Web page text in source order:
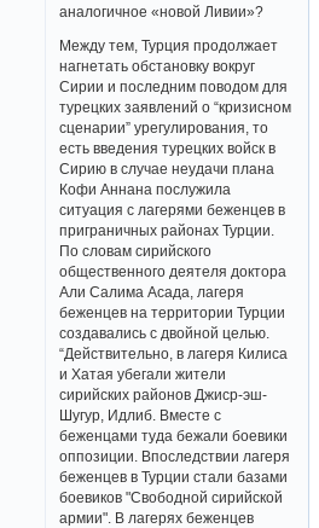
аналогичное «новой Ливии»?
Между тем, Турция продолжает
нагнетать обстановку вокруг
Сирии и последним поводом для
турецких заявлений о “кризисном
сценарии” урегулирования, то
есть введения турецких войск в
Сирию в случае неудачи плана
Кофи Аннана послужила
ситуация с лагерями беженцев в
приграничных районах Турции.
По словам сирийского
общественного деятеля доктора
Али Салима Асада, лагеря
беженцев на территории Турции
создавались с двойной целью.
“Действительно, в лагеря Килиса
и Хатая убегали жители
сирийских районов Джиср-эш-
Шугур, Идлиб. Вместе с
беженцами туда бежали боевики
оппозиции. Впоследствии лагеря
беженцев в Турции стали базами
боевиков "Свободной сирийской
армии". В лагерях беженцев